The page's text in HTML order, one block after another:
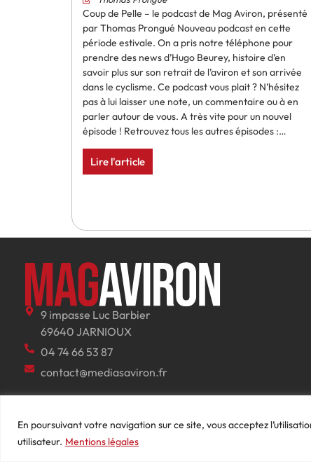
En poursuivant votre navigation sur ce site, vous acceptez
utilisateur. Mentions légales
Coup de Pelle – le podcast de Mag Aviron, présenté
par Thomas Prongué Nouveau podcast en cette
période estivale. On a pris notre téléphone pour
prendre des news d’Hugo Beurey, histoire d’en
savoir plus sur son retrait de l’aviron et son arrivée
dans le cyclisme. Ce podcast vous plait ? N’hésitez
pas à lui laisser une note, un commentaire ou à en
parler autour de vous. A très vite pour un nouvel
épisode ! Retrouvez tous les autres épisodes :…
Lire l'article
9 impasse Luc Barbier
69640 JARNIOUX
04 74 66 53 87
contact@mediasaviron.fr